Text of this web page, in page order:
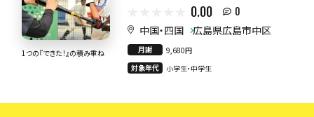
1つの『できた！』の積み重ね
0.00 0
中国・四国 広島県広島市中区
月謝
9,680円
対象年代
小学生・中学生